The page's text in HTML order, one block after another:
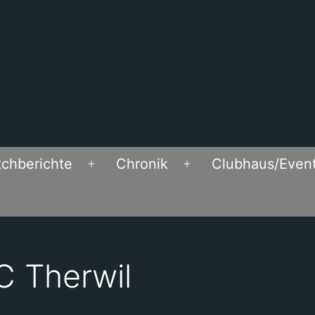
Open
Chronik
Open
Clubhaus/
Therwil